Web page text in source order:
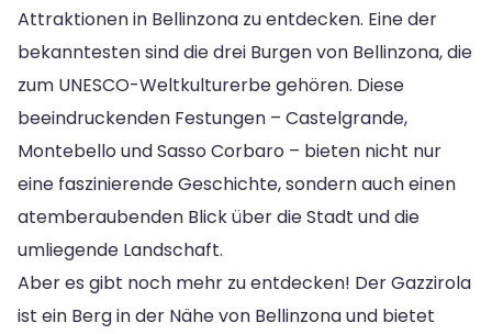
Attraktionen in Bellinzona zu entdecken. Eine der
bekanntesten sind die drei Burgen von Bellinzona, die
zum UNESCO-Weltkulturerbe gehören. Diese
beeindruckenden Festungen – Castelgrande,
Montebello und Sasso Corbaro – bieten nicht nur
eine faszinierende Geschichte, sondern auch einen
atemberaubenden Blick über die Stadt und die
umliegende Landschaft.
Aber es gibt noch mehr zu entdecken! Der Gazzirola
ist ein Berg in der Nähe von Bellinzona und bietet